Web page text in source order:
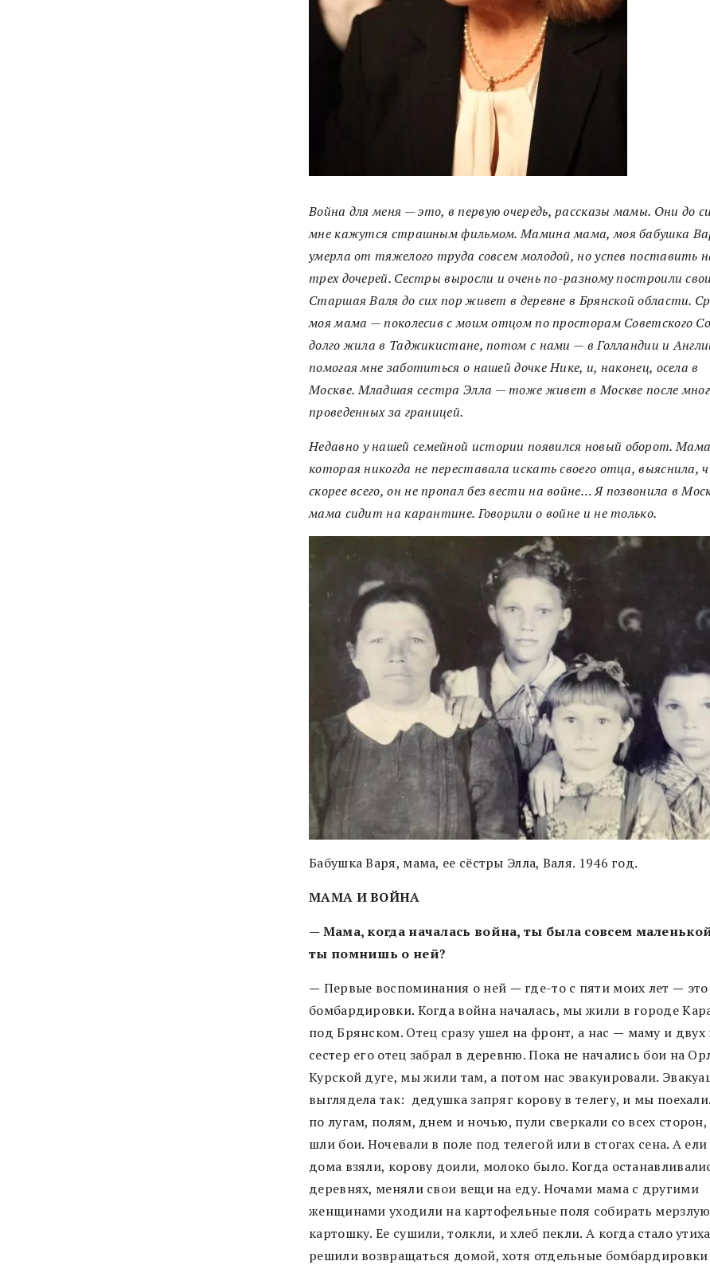
Война для меня —это, в первую очередь, рассказы мамы. Они до
мне кажутся страшным фильмом.Мамина мама, моя бабушка
умерла от тяжелого труда совсем молодой, но успев поставить
трех дочерей. Сестры выросли и очень по-разному построили
Старшая Валя до сих пор живет в деревне в Брянской области.
моя мама — поколесив с моим отцом по просторам Советского
долго жила в Таджикистане, потом с нами — в Голландии и
помогая мне заботиться о нашей дочке Нике, и, наконец, осела в
Москве.Младшая сестра Элла — тоже живет в Москве после
проведенных за границей.
Недавно у нашей семейной истории появился новый оборот.М
которая никогда не переставала искать своего отца, выяснила,
скорее всего, он не пропал без вести на войне… Я позвонила в
мама сидит на карантине. Говорили о войне и не только.
Бабушка Варя, мама, ее сёстры Элла, Валя. 1946 год.
МАМА И ВОЙНА
— Мама, когда началась война, ты была совсем
ты помнишь о ней?
— Первые воспоминания о ней — где-то с пяти моих лет — это
бомбардировки. Когда война началась, мы жили в городе
под Брянском. Отец сразу ушел на фронт, а нас — маму и двух
сестер его отец забрал в деревню. Пока не начались бои на
Курской дуге, мы жили там, а потом нас эвакуировали.
выглядела так: дедушка запряг корову в телегу, и мы
по лугам, полям, днем и ночью, пули сверкали со всех сторон,
шли бои. Ночевали в поле под телегой или в стогах сена. А ели
дома взяли, корову доили, молоко было. Когда
деревнях, меняли свои вещи на еду. Ночами мама с другими
женщинами уходили на картофельные поля собирать мерзлую
картошку. Ее сушили, толкли, и хлеб пекли. А когда стало
решили возвращаться домой, хотя отдельные